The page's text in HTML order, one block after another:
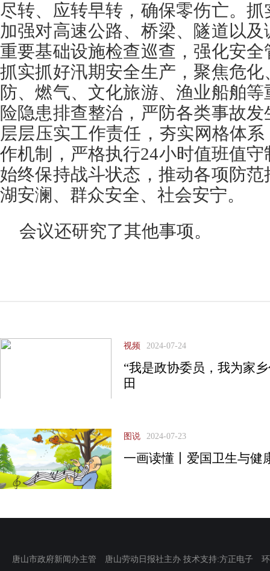
尽转、应转早转，确保零伤亡。
加强对高速公路、桥梁、隧道以
重要基础设施检查巡查，强化安
抓实抓好汛期安全生产，聚焦危
防、燃气、文化旅游、渔业船舶
险隐患排查整治，严防各类事故
层层压实工作责任，夯实网格体
作机制，严格执行24小时值班值
始终保持战斗状态，推动各项防
湖安澜、群众安全、社会安宁。
会议还研究了其他事项。
视频 2024-07-24
“我是政协委员，我为家
田
图说 2024-07-23
一画读懂丨爱国卫生与健
唐山市政府新闻办主管 唐山劳动日报社主办 技术支持:方正电子